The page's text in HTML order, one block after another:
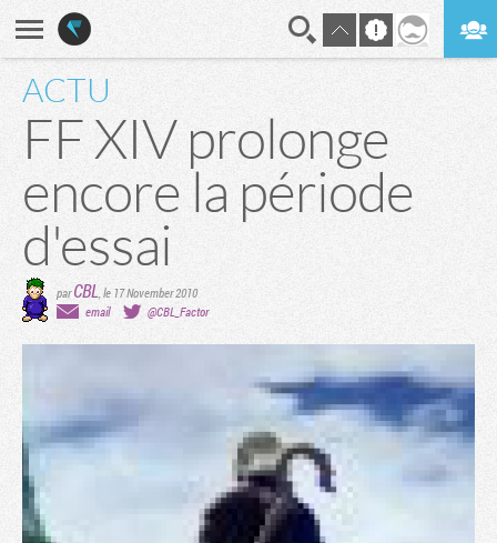
ACTU
FF XIV prolonge
encore la période
d'essai
parCBL le 17 November 2010
email
@CBL_Factor